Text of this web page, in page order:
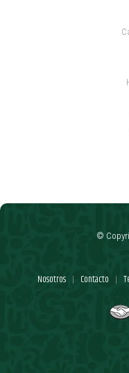
Nosotros | Contacto |
©